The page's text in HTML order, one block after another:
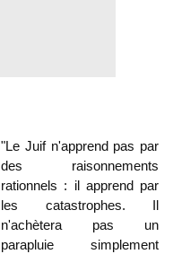
"Le Juif n'apprend pas par
des raisonnements
rationnels : il apprend par
les catastrophes. Il
n'achètera pas un
parapluie simplement